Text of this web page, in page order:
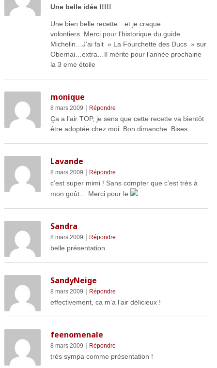
Une belle idée !!!!!
Une bien belle recette…et je craque
volontiers..Merci pour l’historique du guide
Michelin…J’ai fait » La Fourchette des Ducs » sur
Obernai…extra…Il mérite pour l’année prochaine
la 3 eme étoile
monique
8 mars 2009 | Répondre
Ça a l’air TOP, je sens que cette recette va bientôt
être adoptée chez moi. Bon dimanche. Bises.
Lavande
8 mars 2009 | Répondre
c’est super mimi ! Sans compter que c’est très à
mon goût… Merci pour le
Sandra
8 mars 2009 | Répondre
belle présentation
SandyNeige
8 mars 2009 | Répondre
effectivement, ca m’a l’air délicieux !
feenomenale
8 mars 2009 | Répondre
très sympa comme présentation !